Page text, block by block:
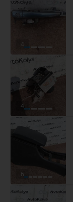
4
4
6